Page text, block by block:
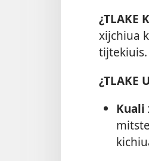
¿TLAKE
xijchiua
tijtekiuis.
¿TLAKE